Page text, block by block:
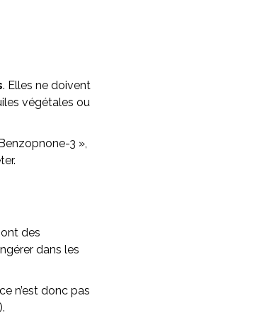
. Elles ne doivent
végétales ou
3 »,
des
dans les
n’est donc pas